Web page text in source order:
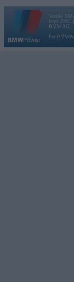
Vortāls
kopš 2002.
BMW AG.
Par